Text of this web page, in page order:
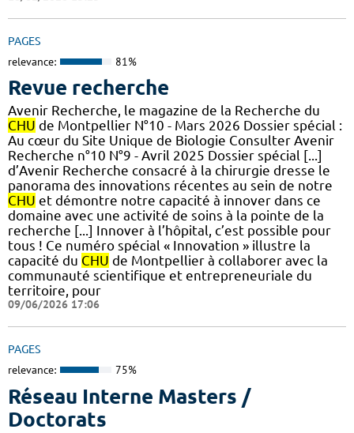
PAGES
relevance: 81%
Revue recherche
Avenir Recherche, le magazine de la Recherche du
CHU de Montpellier N°10 - Mars 2026 Dossier spécial :
Au cœur du Site Unique de Biologie Consulter Avenir
Recherche n°10 N°9 - Avril 2025 Dossier spécial [...]
d’Avenir Recherche consacré à la chirurgie dresse le
panorama des innovations récentes au sein de notre
CHU et démontre notre capacité à innover dans ce
domaine avec une activité de soins à la pointe de la
recherche [...] Innover à l’hôpital, c’est possible pour
tous ! Ce numéro spécial « Innovation » illustre la
capacité du CHU de Montpellier à collaborer avec la
communauté scientifique et entrepreneuriale du
territoire, pour
09/06/2026 17:06
PAGES
relevance: 75%
Réseau Interne Masters /
Doctorats